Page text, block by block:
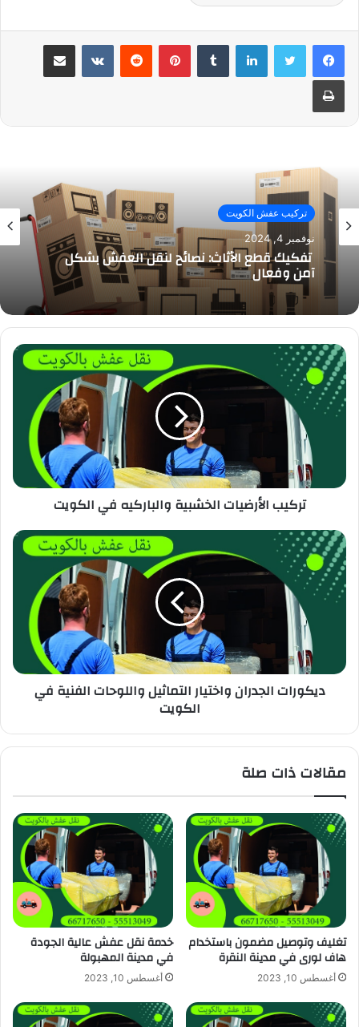
لينكدإن بينتيريست مشاركة عبر البريد
طباعة
تركيب عفش الكويت
نوفمبر 4, 2024
تفكيك قطع الأثاث: نصائح لنقل العفش بشكل
آمن وفعال
تركيب الأرضيات الخشبية والباركيه في الكويت
ديكورات الجدران واختيار التماثيل واللوحات الفنية في
الكويت
مقالات ذات صلة
تغليف وتوصيل مضمون باستخدام
هاف لورى في مدينة النقرة
أغسطس 10, 2023
خدمة نقل عفش عالية الجودة
في مدينة المهبولة
أغسطس 10, 2023